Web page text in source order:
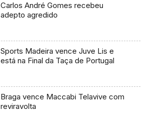
Carlos André Gomes recebeu
adepto agredido
Sports Madeira vence Juve Lis e
está na Final da Taça de Portugal
Braga vence Maccabi Telavive com
reviravolta